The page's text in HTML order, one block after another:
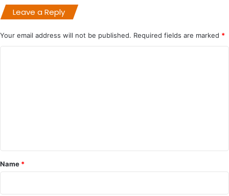
Leave a Reply
Your email address will not be published. Required fields are marked *
*
Name *